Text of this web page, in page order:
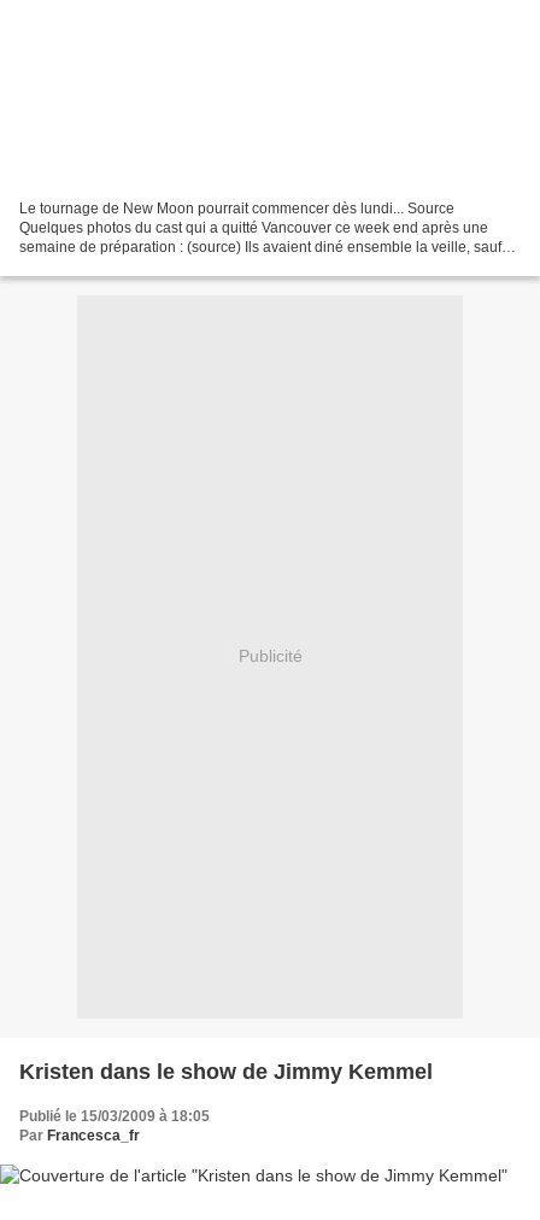
Le tournage de New Moon pourrait commencer dès lundi... Source
Quelques photos du cast qui a quitté Vancouver ce week end après une
semaine de préparation : (source) Ils avaient diné ensemble la veille, sauf
Publicité
Kristen dans le show de Jimmy Kemmel
Publié le 15/03/2009 à 18:05
Par Francesca_fr